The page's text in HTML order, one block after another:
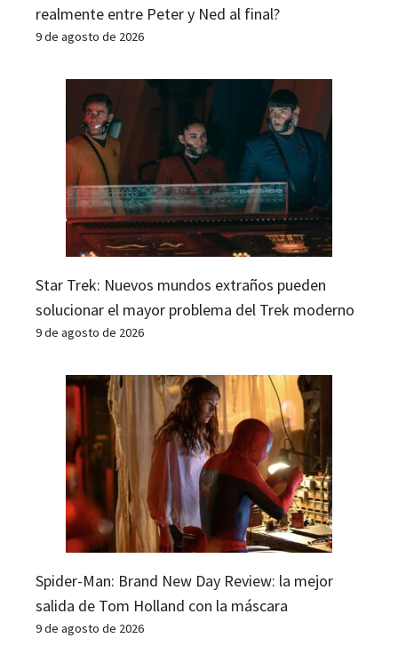
realmente entre Peter y Ned al final?
9 de agosto de 2026
Star Trek: Nuevos mundos extraños pueden
solucionar el mayor problema del Trek moderno
9 de agosto de 2026
Spider-Man: Brand New Day Review: la mejor
salida de Tom Holland con la máscara
9 de agosto de 2026